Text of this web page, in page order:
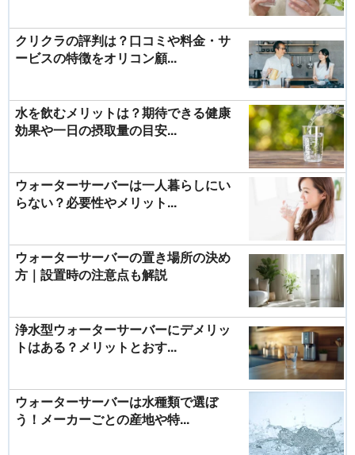
クリクラの評判は？口コミや料金・サ
ービスの特徴をオリコン顧...
水を飲むメリットは？期待できる健康
効果や一日の摂取量の目安...
ウォーターサーバーは一人暮らしにい
らない？必要性やメリット...
ウォーターサーバーの置き場所の決め
方｜設置時の注意点も解説
浄水型ウォーターサーバーにデメリッ
トはある？メリットとおす...
ウォーターサーバーは水種類で選ぼ
う！メーカーごとの産地や特...